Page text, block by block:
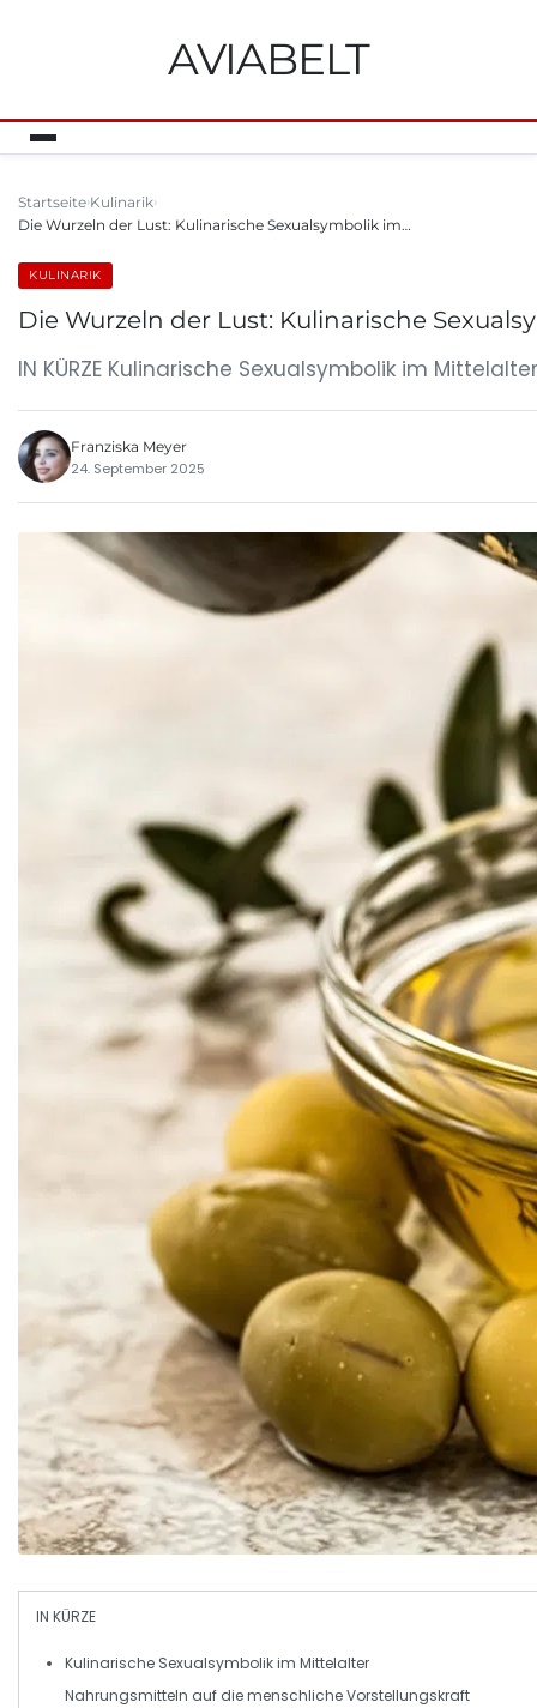
AVIABELT
Startseite Kulinarik
Die Wurzeln der Lust: Kulinarische Sexualsymbolik im…
KULINARIK
Die Wurzeln der Lust: Kulinarische
IN KÜRZE Kulinarische Sexualsymbolik im
Franziska Meyer
24. September 2025
IN KÜRZE
Kulinarische Sexualsymbolikim Mittelalter
Nahrungsmitteln auf die menschliche Vorstellungskraft